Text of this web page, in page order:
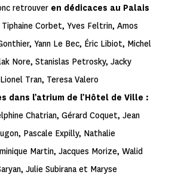
retrouver en dédicaces au Palais
Tiphaine Corbet, Yves Feltrin, Amos
Yann Le Bec, Éric Libiot, Michel
Nore, Stanislas Petrosky, Jacky
Tran, Teresa Valero
dans l’atrium de l’Hôtel de Ville :
Chatrian, Gérard Coquet, Jean
Pascale Expilly, Nathalie
Martin, Jacques Morize, Walid
Julie Subirana et Maryse